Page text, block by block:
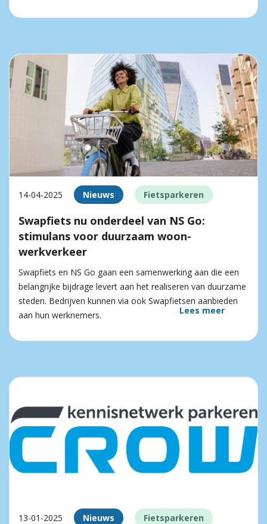
14-04-2025 Nieuws Fietsparkeren
Swapfiets nu onderdeel van NS Go:
stimulans voor duurzaam woon-
werkverkeer
Swapfiets en NS Go gaan een samenwerking aan die een
belangrijke bijdrage levert aan het realiseren van duurzame
steden. Bedrijven kunnen via ook Swapfietsen aanbieden
aan hun werknemers.
Lees meer
13-01-2025 Nieuws Fietsparkeren